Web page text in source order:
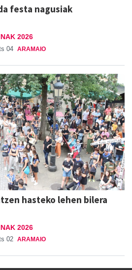
festa nagusiak
2026
04 ARAMAIO
hasteko lehen bilera
2026
02 ARAMAIO